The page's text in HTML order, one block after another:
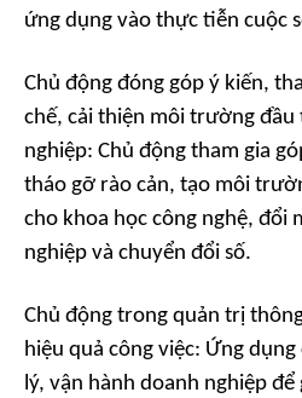
ứng dụng vào thực tiễn cuộc
Chủ động đóng góp ý kiến,
chế, cải thiện môi trường
nghiệp: Chủ động tham gia
tháo gỡ rào cản, tạo môi
cho khoa học công nghệ, đổi
nghiệp và chuyển đổi số.
Chủ động trong quản trị
hiệu quả công việc: Ứng
lý, vận hành doanh nghiệp